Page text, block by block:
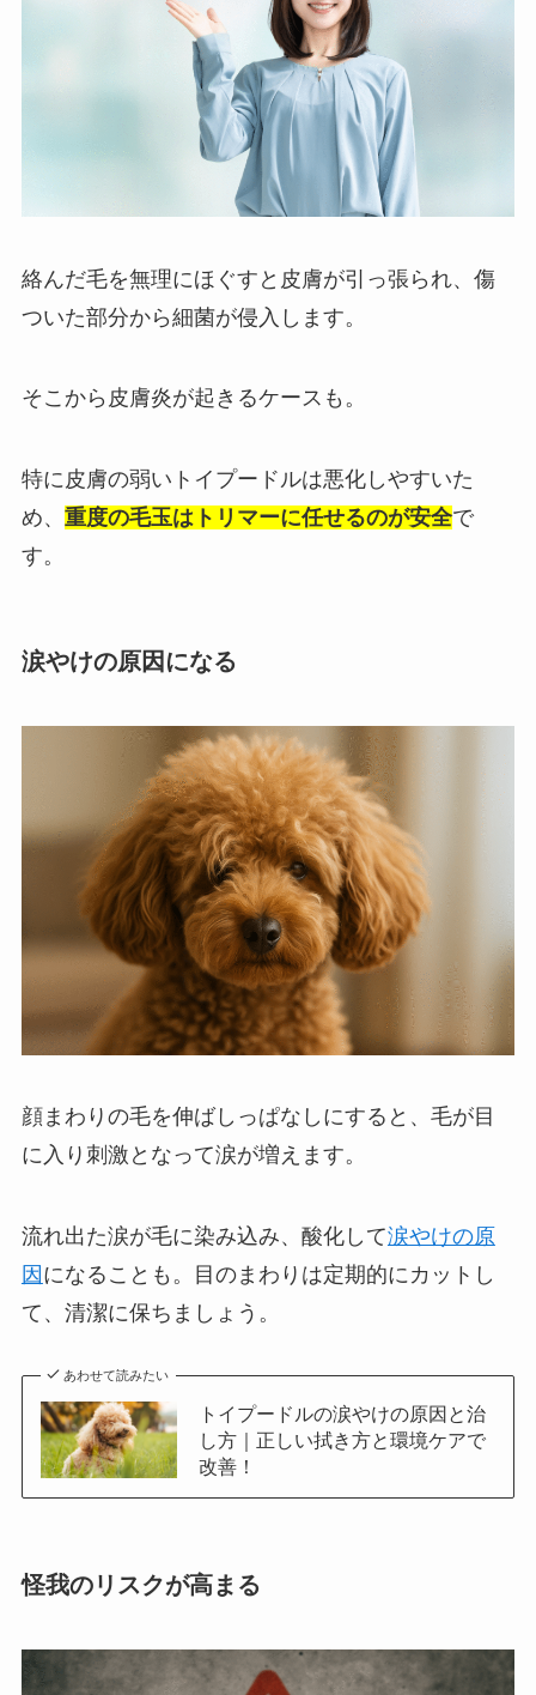
絡んだ毛を無理にほぐすと皮膚が引っ張られ、傷
ついた部分から細菌が侵入します。
そこから皮膚炎が起きるケースも。
特に皮膚の弱いトイプードルは悪化しやすいた
め、 重度の毛玉はトリマーに任せるのが安全で
す。
涙やけの原因になる
顔まわりの毛を伸ばしっぱなしにすると、毛が目
に入り刺激となって涙が増えます。
流れ出た涙が毛に染み込み、酸化して涙やけの原
因 になることも。目のまわりは定期的にカットし
て、清潔に保ちましょう。
あわせて読みたい
トイプードルの涙やけの原因と治
し方｜正しい拭き方と環境ケアで
改善！
怪我のリスクが高まる